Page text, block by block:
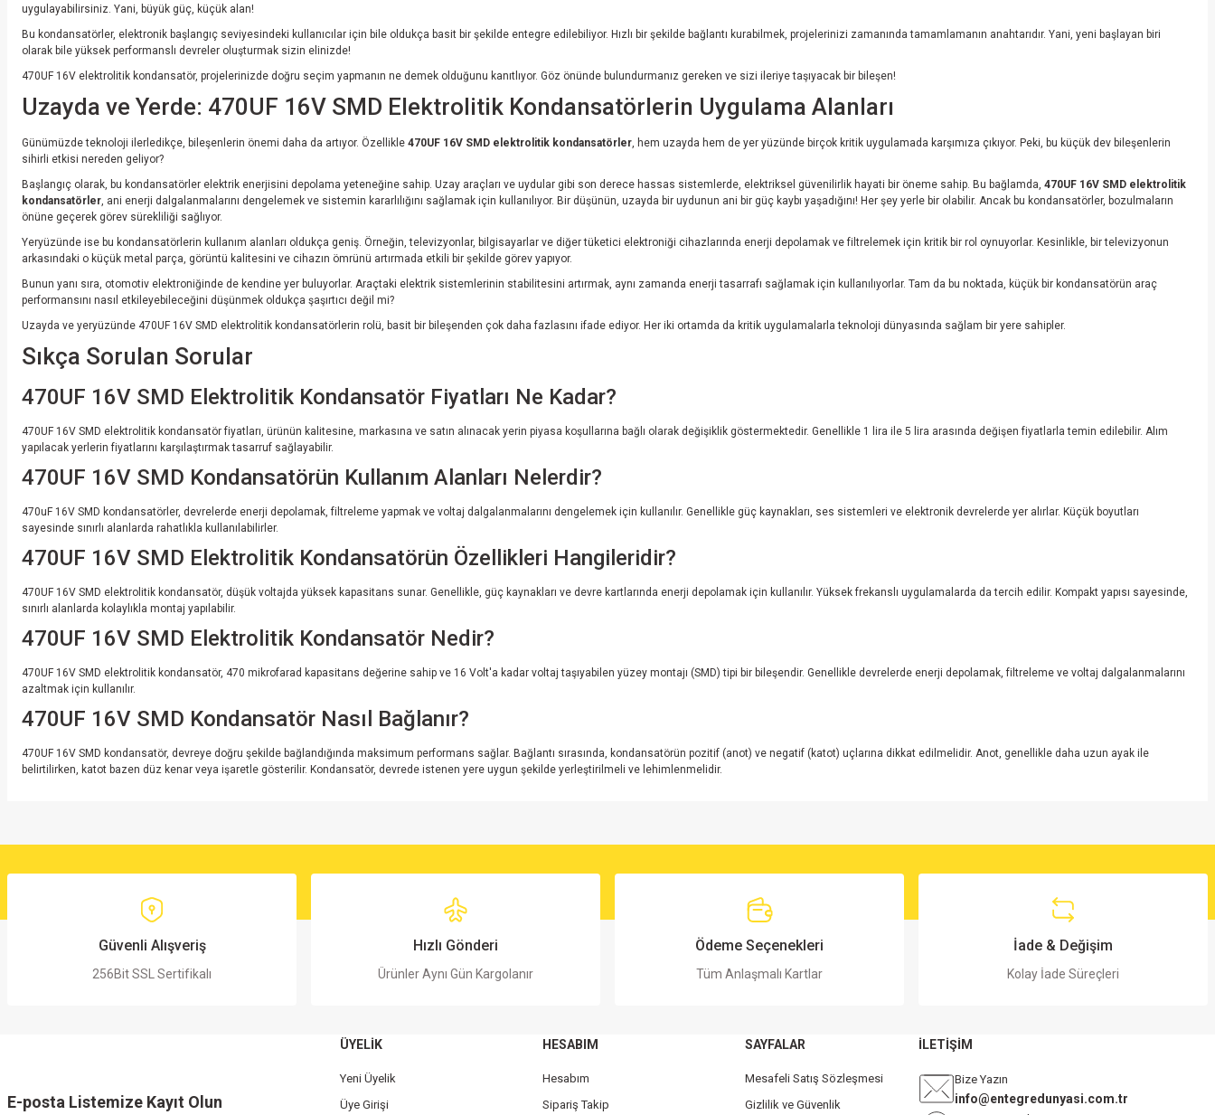
uygulayabilirsiniz. Yani, büyük güç, küçük alan!
Bu kondansatörler, elektronik başlangıç seviyesindeki kullanıcılar için bile oldukça basit bir şekilde entegre edilebiliyor. Hızlı bir şekilde bağlantı kurabilmek, projelerinizi zamanında tamamlamanın anahtarıdır. Yani, yeni başlayan biri
olarak bile yüksek performanslı devreler oluşturmak sizin elinizde!
470UF 16V elektrolitik kondansatör, projelerinizde doğru seçim yapmanın ne demek olduğunu kanıtlıyor. Göz önünde bulundurmanız gereken ve sizi ileriye taşıyacak bir bileşen!
Uzayda ve Yerde: 470UF 16V SMD Elektrolitik Kondansatörlerin Uygulama Alanları
Günümüzde teknoloji ilerledikçe, bileşenlerin önemi daha da artıyor. Özellikle 470UF 16V SMD elektrolitik kondansatörler, hem uzayda hem de yer yüzünde birçok kritik uygulamada karşımıza çıkıyor. Peki, bu küçük dev bileşenlerin
sihirli etkisi nereden geliyor?
Başlangıç olarak, bu kondansatörler elektrik enerjisini depolama yeteneğine sahip. Uzay araçları ve uydular gibi son derece hassas sistemlerde, elektriksel güvenilirlik hayati bir öneme sahip. Bu bağlamda, 470UF 16V SMD elektrolitik
kondansatörler, ani enerji dalgalanmalarını dengelemek ve sistemin kararlılığını sağlamak için kullanılıyor. Bir düşünün, uzayda bir uydunun ani bir güç kaybı yaşadığını! Her şey yerle bir olabilir. Ancak bu kondansatörler, bozulmaların
önüne geçerek görev sürekliliği sağlıyor.
Yeryüzünde ise bu kondansatörlerin kullanım alanları oldukça geniş. Örneğin, televizyonlar, bilgisayarlar ve diğer tüketici elektroniği cihazlarında enerji depolamak ve filtrelemek için kritik bir rol oynuyorlar. Kesinlikle, bir televizyonun
arkasındaki o küçük metal parça, görüntü kalitesini ve cihazın ömrünü artırmada etkili bir şekilde görev yapıyor.
Bunun yanı sıra, otomotiv elektroniğinde de kendine yer buluyorlar. Araçtaki elektrik sistemlerinin stabilitesini artırmak, aynı zamanda enerji tasarrafı sağlamak için kullanılıyorlar. Tam da bu noktada, küçük bir kondansatörün araç
performansını nasıl etkileyebileceğini düşünmek oldukça şaşırtıcı değil mi?
Uzayda ve yeryüzünde 470UF 16V SMD elektrolitik kondansatörlerin rolü, basit bir bileşenden çok daha fazlasını ifade ediyor. Her iki ortamda da kritik uygulamalarla teknoloji dünyasında sağlam bir yere sahipler.
Sıkça Sorulan Sorular
470UF 16V SMD Elektrolitik Kondansatör Fiyatları Ne Kadar?
470UF 16V SMD elektrolitik kondansatör fiyatları, ürünün kalitesine, markasına ve satın alınacak yerin piyasa koşullarına bağlı olarak değişiklik göstermektedir. Genellikle 1 lira ile 5 lira arasında değişen fiyatlarla temin edilebilir. Alım
yapılacak yerlerin fiyatlarını karşılaştırmak tasarruf sağlayabilir.
470UF 16V SMD Kondansatörün Kullanım Alanları Nelerdir?
470uF 16V SMD kondansatörler, devrelerde enerji depolamak, filtreleme yapmak ve voltaj dalgalanmalarını dengelemek için kullanılır. Genellikle güç kaynakları, ses sistemleri ve elektronik devrelerde yer alırlar. Küçük boyutları
sayesinde sınırlı alanlarda rahatlıkla kullanılabilirler.
470UF 16V SMD Elektrolitik Kondansatörün Özellikleri Hangileridir?
470UF 16V SMD elektrolitik kondansatör, düşük voltajda yüksek kapasitans sunar. Genellikle, güç kaynakları ve devre kartlarında enerji depolamak için kullanılır. Yüksek frekanslı uygulamalarda da tercih edilir. Kompakt yapısı sayesinde,
sınırlı alanlarda kolaylıkla montaj yapılabilir.
470UF 16V SMD Elektrolitik Kondansatör Nedir?
470UF 16V SMD elektrolitik kondansatör, 470 mikrofarad kapasitans değerine sahip ve 16 Volt'a kadar voltaj taşıyabilen yüzey montajı (SMD) tipi bir bileşendir. Genellikle devrelerde enerji depolamak, filtreleme ve voltaj dalgalanmalarını
azaltmak için kullanılır.
470UF 16V SMD Kondansatör Nasıl Bağlanır?
470UF 16V SMD kondansatör, devreye doğru şekilde bağlandığında maksimum performans sağlar. Bağlantı sırasında, kondansatörün pozitif (anot) ve negatif (katot) uçlarına dikkat edilmelidir. Anot, genellikle daha uzun ayak ile
belirtilirken, katot bazen düz kenar veya işaretle gösterilir. Kondansatör, devrede istenen yere uygun şekilde yerleştirilmeli ve lehimlenmelidir.
Görüş ve önerileriniz için teşekkür ederiz.
Ürün açıklamasında eksik bilgiler bulunuyor.
Ürün bilgilerinde hatalar bulunuyor.
Gönder
Güvenli Alışveriş
256Bit SSL Sertifikalı
Hızlı Gönderi
Ürünler Aynı Gün Kargolanır
Ödeme Seçenekleri
Tüm Anlaşmalı Kartlar
İade & Değişim
Kolay İade Süreçleri
E-posta Listemize Kayıt Olun
ÜYELİK
Yeni Üyelik
Üye Girişi
HESABIM
Hesabım
Sipariş Takip
SAYFALAR
Mesafeli Satış Sözleşmesi
Gizlilik ve Güvenlik
İLETİŞİM
Bize Yazın
info@entegredunyasi.com.tr